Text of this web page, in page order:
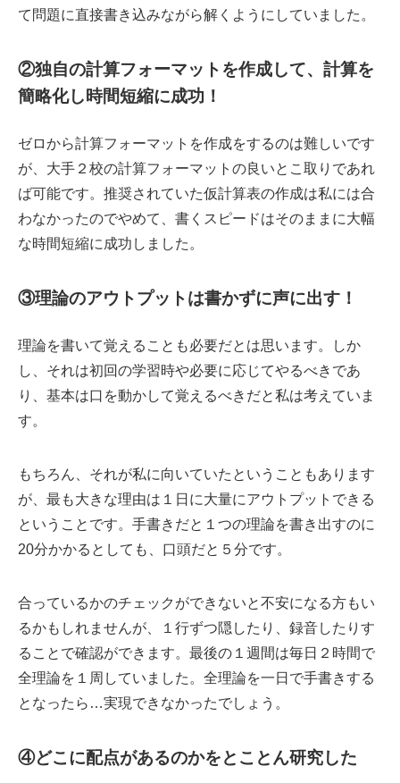
て問題に直接書き込みながら解くようにしていました。
②独自の計算フォーマットを作成して、計算を
簡略化し時間短縮に成功！
ゼロから計算フォーマットを作成をするのは難しいです
が、大手２校の計算フォーマットの良いとこ取りであれ
ば可能です。推奨されていた仮計算表の作成は私には合
わなかったのでやめて、書くスピードはそのままに大幅
な時間短縮に成功しました。
③理論のアウトプットは書かずに声に出す！
理論を書いて覚えることも必要だとは思います。しか
し、それは初回の学習時や必要に応じてやるべきであ
り、基本は口を動かして覚えるべきだと私は考えていま
す。
もちろん、それが私に向いていたということもあります
が、最も大きな理由は１日に大量にアウトプットできる
ということです。手書きだと１つの理論を書き出すのに
20分かかるとしても、口頭だと５分です。
合っているかのチェックができないと不安になる方もい
るかもしれませんが、１行ずつ隠したり、録音したりす
ることで確認ができます。最後の１週間は毎日２時間で
全理論を１周していました。全理論を一日で手書きする
となったら…実現できなかったでしょう。
④どこに配点があるのかをとことん研究した